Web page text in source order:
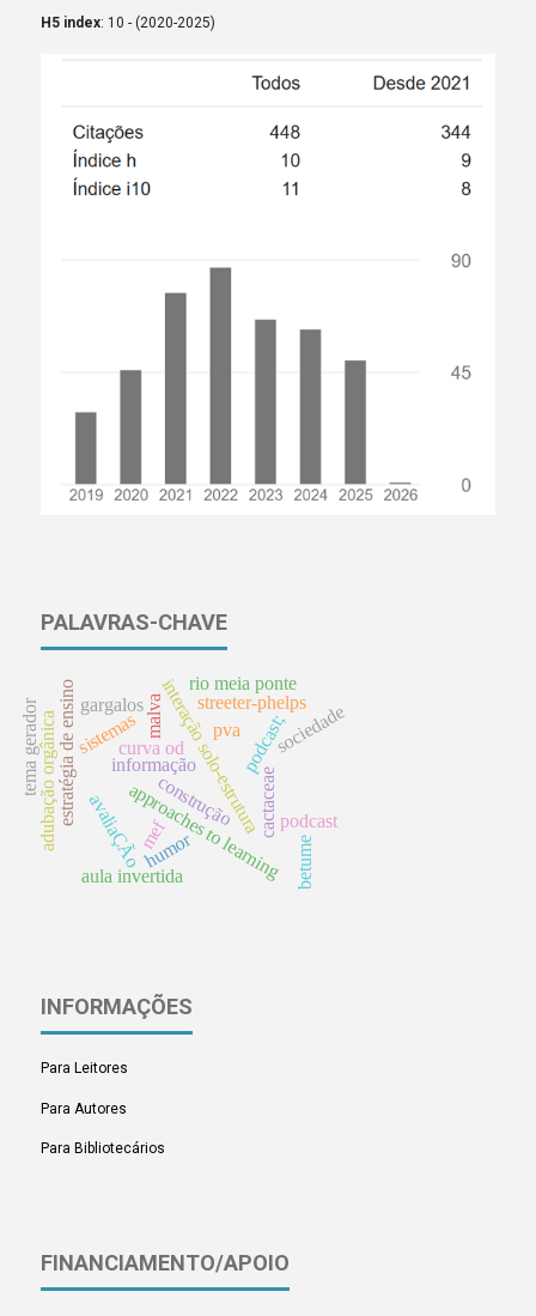
H5 index: 10 - (2020-2025)
PALAVRAS-CHAVE
interação solo-estrutura
streeter-phelps
podcast;
avaliaÇÃoconstrução
sistemas
informação
approaches to learning
humor
rio meia ponte
cactaceae
curva od
estratégia de ensino podcast
gargalos
aula invertida
sociedade
malva pva
adubação orgânica
tema gerador
betume
mef
INFORMAÇÕES
Para Leitores
Para Autores
Para Bibliotecários
FINANCIAMENTO/APOIO